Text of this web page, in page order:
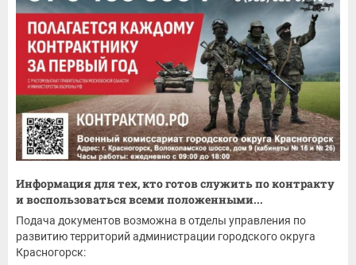
Информация для тех, кто готов служить по контракту
и воспользоваться всеми положенными...
Подача документов возможна в отделы управления по
развитию территорий администрации городского округа
Красногорск: